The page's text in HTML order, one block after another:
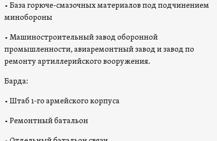
• База горюче-смазочных материалов под подчинением
минобороны
• Машиностроительный завод оборонной
промышленности, авиаремонтный завод и завод по
ремонту артиллерийского вооружения.
Барда:
• Штаб 1-го армейского корпуса
• Ремонтный батальон